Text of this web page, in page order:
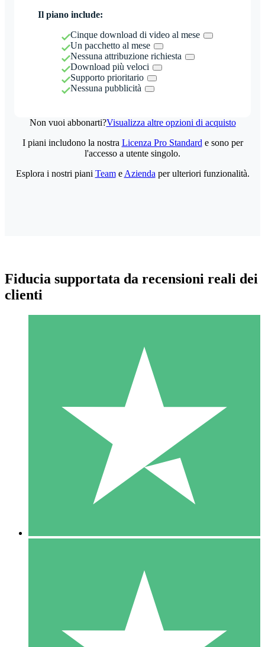
Il piano include:
Cinque download di video al mese
Un pacchetto al mese
Nessuna attribuzione richiesta
Download più veloci
Supporto prioritario
Nessuna pubblicità
Non vuoi abbonarti?Visualizza altre opzioni di acquisto
Pacchetti di Crediti Individuali
Paga a consumo con crediti di download. Nessun impegno
1 Download
10
US$1500
10 Download
20
I piani includono la nostra Licenza Pro Standard e sono per
l'accesso a utente singolo.
Esplora i nostri piani Teame Azienda per ulteriori funzionalità.
Fiducia supportata da recensioni reali dei
clienti